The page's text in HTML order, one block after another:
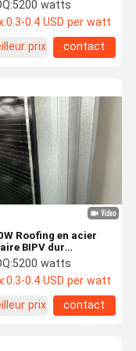
Nous
5200 watts
0.3-0.4 USD per watt
prix
contact
Roofing en acier
BIPV dur
Coefficient de
de tension
5200 watts
0.3-0.4 USD per watt
prix
contact